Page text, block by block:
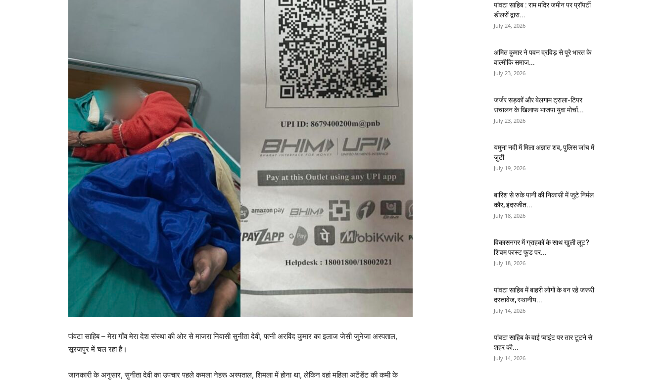
पांवटा साहिब – मेरा गाँव मेरा देश संस्था की ओर से माजरा निवासी सुनीता देवी, पत्नी अरविंद कुमार का इलाज जेसी जुनेजा अस्पताल,
सूरजपुर में चल रहा है।
जानकारी के अनुसार, सुनीता देवी का उपचार पहले कमला नेहरू अस्पताल, शिमला में होना था, लेकिन वहां महिला अटेंडेंट की कमी के
पांवटा साहिब : राम मंदिर जमीन पर प्रॉपर्टी
डीलरों द्वारा...
July 24, 2026
अमित कुमार ने पवन द्रविड़ से पूरे भारत के
वाल्मीकि समाज...
July 23, 2026
जर्जर सड़कों और बेलगाम ट्राला-टिपर
संचालन के खिलाफ भाजपा युवा मोर्चा...
July 23, 2026
यमुना नदी में मिला अज्ञात शव, पुलिस जांच में
जुटी
July 19, 2026
बारिश से रुके पानी की निकासी में जुटे निर्मल
कौर, इंदरजीत...
July 18, 2026
विकासनगर में ग्राहकों के साथ खुली लूट?
शिवम फास्ट फूड पर...
July 18, 2026
पांवटा साहिब में बाहरी लोगों के बन रहे जरूरी
दस्तावेज, स्थानीय...
July 14, 2026
पांवटा साहिब के वाई प्वाइंट पर तार टूटने से
शहर की...
July 14, 2026